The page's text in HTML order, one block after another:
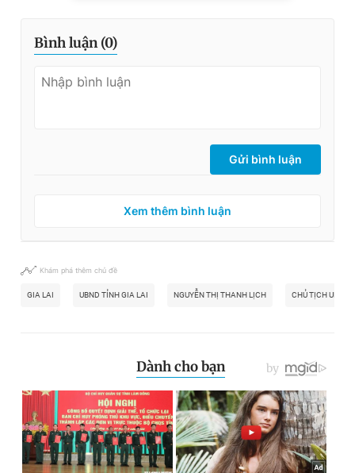
Bình luận (0)
Gửi bình luận
Xem thêm bình luận
Khám phá thêm chủ đề
GIA LAI UBND TỈNH GIA LAI NGUYỄN THỊ THANH LỊCH CHỦ TỊCH UBND